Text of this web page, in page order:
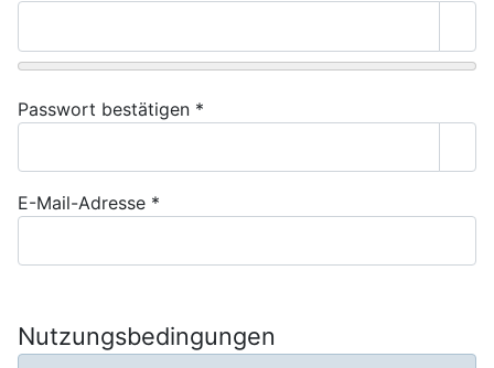
Passwort bestätigen *
E-Mail-Adresse *
Nutzungsbedingungen